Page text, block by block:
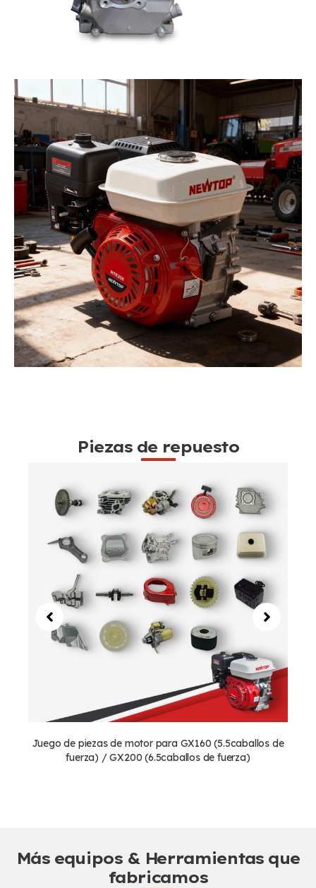
Piezas de repuesto
Juego de piezas de motor para GX160 (5.5caballos de
fuerza) / GX200 (6.5caballos de fuerza)
Más equipos & Herramientas que
fabricamos